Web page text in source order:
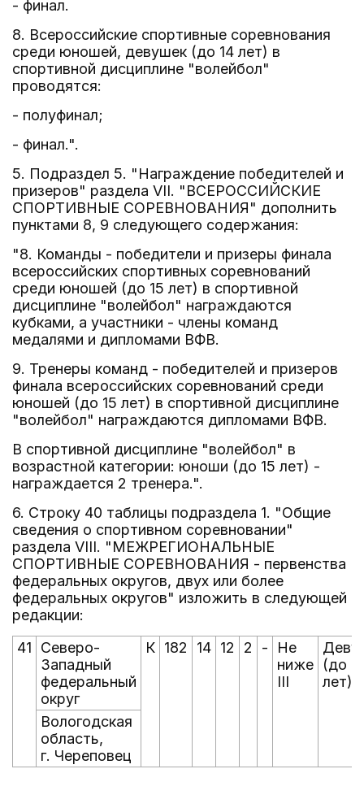
- финал.
8. Всероссийские спортивные соревнования
среди юношей, девушек (до 14 лет) в
спортивной дисциплине "волейбол"
проводятся:
- полуфинал;
- финал.".
5. Подраздел 5. "Награждение победителей и
призеров" раздела VII. "ВСЕРОССИЙСКИЕ
СПОРТИВНЫЕ СОРЕВНОВАНИЯ" дополнить
пунктами 8, 9 следующего содержания:
"8. Команды - победители и призеры финала
всероссийских спортивных соревнований
среди юношей (до 15 лет) в спортивной
дисциплине "волейбол" награждаются
кубками, а участники - члены команд
медалями и дипломами ВФВ.
9. Тренеры команд - победителей и призеров
финала всероссийских соревнований среди
юношей (до 15 лет) в спортивной дисциплине
"волейбол" награждаются дипломами ВФВ.
В спортивной дисциплине "волейбол" в
возрастной категории: юноши (до 15 лет) -
награждается 2 тренера.".
6. Строку 40 таблицы подраздела 1. "Общие
сведения о спортивном соревновании"
раздела VIII. "МЕЖРЕГИОНАЛЬНЫЕ
СПОРТИВНЫЕ СОРЕВНОВАНИЯ - первенства
федеральных округов, двух или более
федеральных округов" изложить в следующей
редакции:
41
Северо-
Западный
федеральный
округ
К 182 14 12 2 -
Не
ниже
III
(до 17
лет)
Вологодская
область,
г. Череповец